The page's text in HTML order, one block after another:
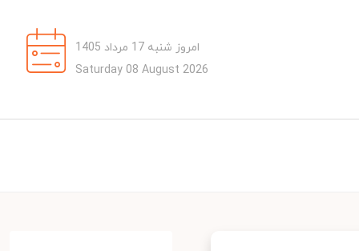
امروز شنبه 17 مرداد 1405
Saturday 08 August 2026